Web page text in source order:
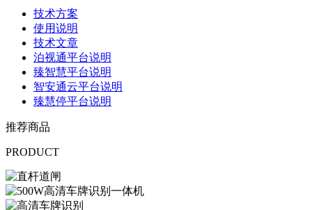
技术方案
使用说明
技术文章
泊视通平台说明
臻智慧平台说明
智安通云平台说明
臻慧停平台说明
推荐商品
PRODUCT